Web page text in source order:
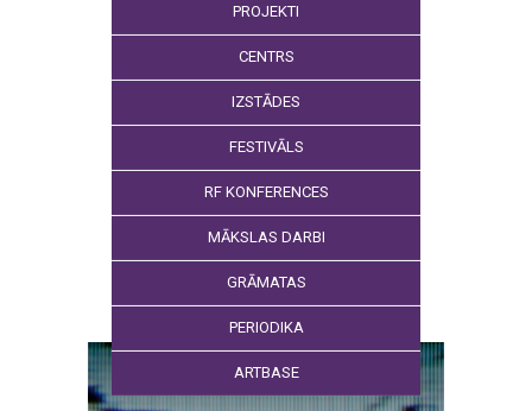
PROJEKTI
CENTRS
IZSTĀDES
FESTIVĀLS
RF KONFERENCES
MĀKSLAS DARBI
GRĀMATAS
PERIODIKA
ARTBASE